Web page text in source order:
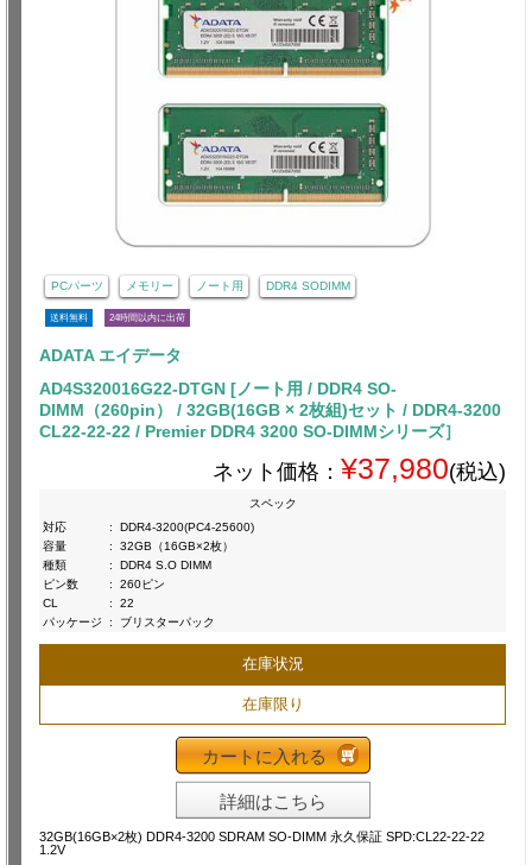
PCパーツ メモリー ノート用 DDR4 SODIMM
送料無料 24時間以内に出荷
ADATA エイデータ
AD4S320016G22-DTGN [ノート用 / DDR4 SO-
DIMM（260pin） / 32GB(16GB × 2枚組)セット / DDR4-3200
CL22-22-22 / Premier DDR4 3200 SO-DIMMシリーズ］
ネット価格： ¥37,980(税込)
スペック
対応
:
DDR4-3200(PC4-25600)
容量
:
32GB（16GB×2枚）
種類
:
DDR4 S.O DIMM
ピン数
:
260ピン
CL
:
22
パッケージ
: ブリスターパック
在庫状況
在庫限り
カートに入れる
詳細はこちら
32GB(16GB×2枚) DDR4-3200 SDRAM SO-DIMM 永久保証 SPD:CL22-22-22
1.2V